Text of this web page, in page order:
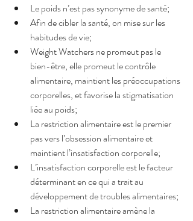
Le poids n’est pas synonyme de santé;
Afin de cibler la santé, on mise sur les
habitudes de vie;
Weight Watchers ne promeut pas le
bien-être, elle promeut le contrôle
alimentaire, maintient les préoccupations
corporelles, et favorise la stigmatisation
liée au poids;
La restriction alimentaire est le premier
pas vers l’obsession alimentaire et
maintient l’insatisfaction corporelle;
L’insatisfaction corporelle est le facteur
déterminant en ce qui a trait au
développement de troubles alimentaires;
La restriction alimentaire amène la